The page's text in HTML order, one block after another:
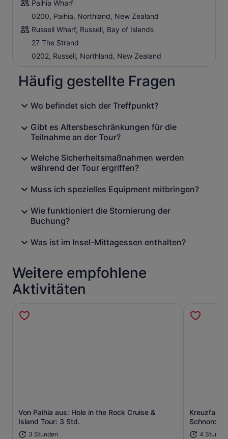
Paihia Wharf
0200, Paihia, Northland, New Zealand
Russell Wharf, Russell, Bay of Islands
27 The Strand
0202, Russell, Northland, New Zealand
Häufig gestellte Fragen
Wo befindet sich der Treffpunkt?
Gibt es Altersbeschränkungen für die
Teilnahme an der Tour?
Welche Sicherheitsmaßnahmen werden
während der Tour ergriffen?
Muss ich spezielles Equipment mitbringen?
Wie funktioniert die Stornierung der
Buchung?
Was ist im Insel-Mittagessen enthalten?
Weitere empfohlene
Aktivitäten
Von Paihia aus: Hole in the Rock Cruise &
Island Tour: 3 Std.
3 Stunden
Wird in einem neuen Tab geöffnet
Kreuzfahrt
4